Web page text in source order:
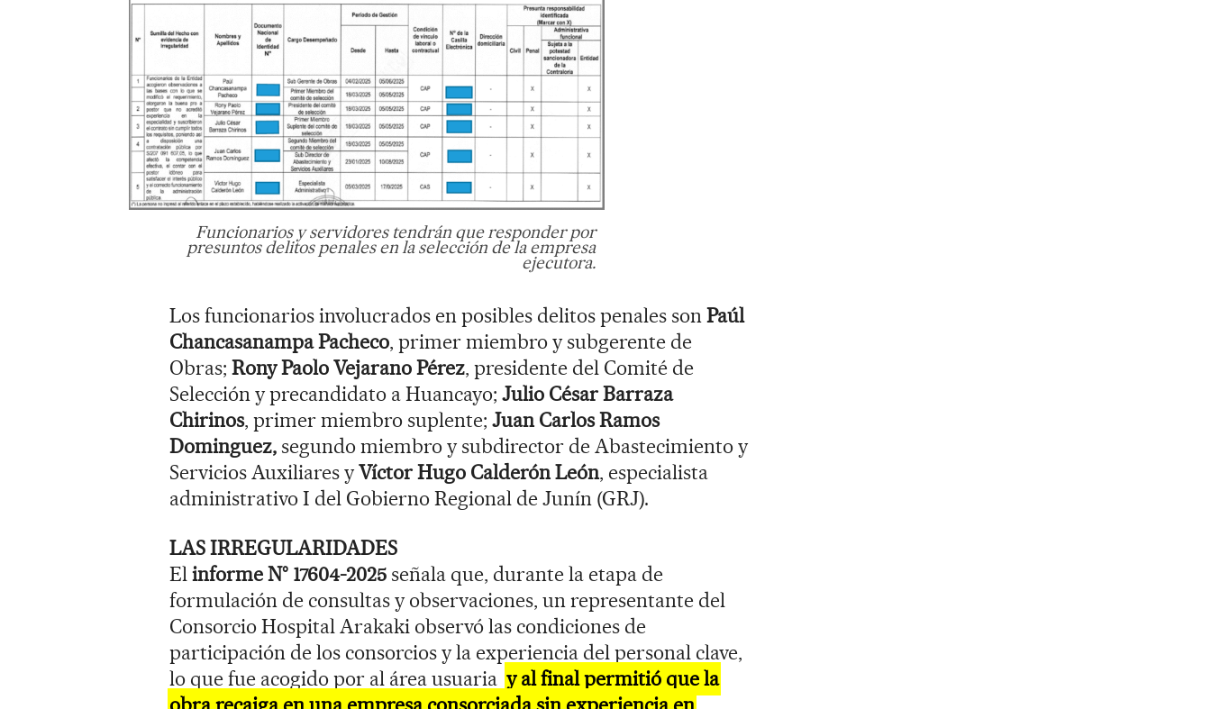
Funcionarios y servidores tendrán que responder por
presuntos delitos penales en la selección de la empresa
ejecutora.
Los funcionarios involucrados en posibles delitos penales son Paúl
Chancasanampa Pacheco, primer miembro y subgerente de
Obras; Rony Paolo Vejarano Pérez, presidente del Comité de
Selección y precandidato a Huancayo; Julio César Barraza
Chirinos, primer miembro suplente; Juan Carlos Ramos
Dominguez,segundo miembro y subdirector de Abastecimiento y
Servicios Auxiliares yVíctor Hugo Calderón León, especialista
administrativo I del Gobierno Regional de Junín (GRJ).
LAS IRREGULARIDADES
El informe N° 17604-2025señala que, durante la etapa de
formulación de consultas y observaciones, un representante del
Consorcio Hospital Arakaki observó las condiciones de
participación de los consorcios y la experiencia del personal clave,
lo que fue acogido por al área usuaria y al final permitió que la